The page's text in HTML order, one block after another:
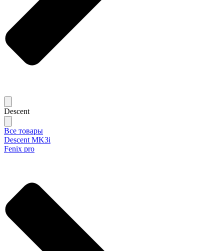
Descent
Все товары
Descent MK3i
Fenix pro